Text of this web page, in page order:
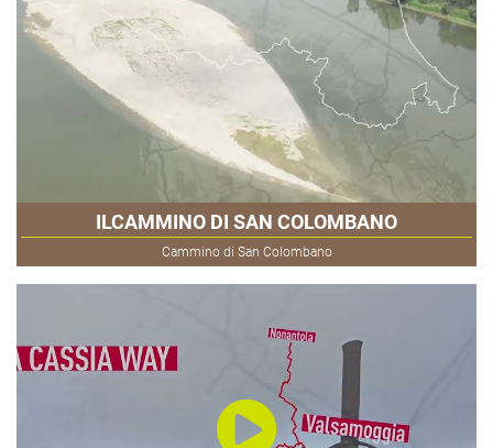
ILCAMMINO DI SAN COLOMBANO
Cammino di San Colombano